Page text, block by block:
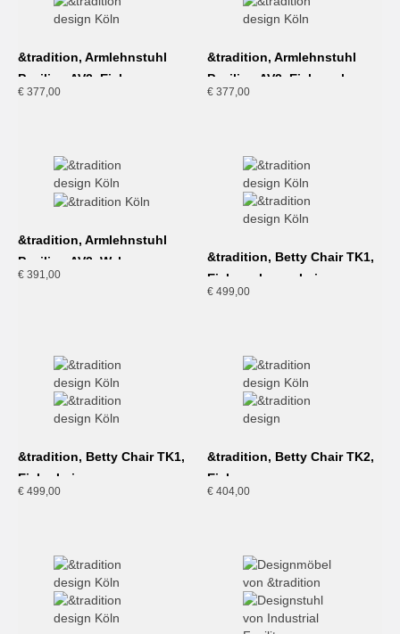
&tradition, Armlehnstuhl
Pavilion AV2, Eiche
€ 377,00
&tradition, Armlehnstuhl
Pavilion AV2, Eiche schwarz
€ 377,00
&tradition, Armlehnstuhl
Pavilion AV2, Walnuss
€ 391,00
&tradition, Betty Chair TK1,
Eiche schwarz-Leinen
€ 499,00
&tradition, Betty Chair TK1,
Eiche-Leinen
€ 499,00
&tradition, Betty Chair TK2,
Eiche
€ 404,00